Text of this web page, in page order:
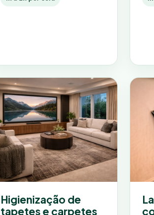
Higienização de
tapetes e carpetes